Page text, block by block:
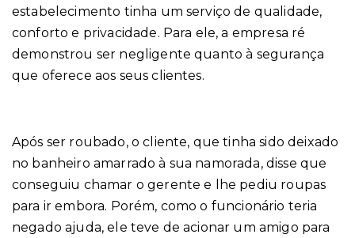
estabelecimento tinha um serviço de qualidade,
conforto e privacidade. Para ele, a empresa ré
demonstrou ser negligente quanto à segurança
que oferece aos seus clientes.
Após ser roubado, o cliente, que tinha sido deixado
no banheiro amarrado à sua namorada, disse que
conseguiu chamar o gerente e lhe pediu roupas
para ir embora. Porém, como o funcionário teria
negado ajuda, ele teve de acionar um amigo para